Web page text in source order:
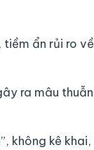
ẩn rủi ro về
ra mâu thuẫn
không kê khai,